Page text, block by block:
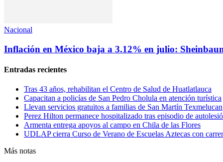
Nacional
Inflación en México baja a 3.12% en julio:
Entradas recientes
Tras 43 años, rehabilitan el Centro de Salud de Huatlatlauca
Capacitan a policías de San Pedro Cholula en atención turística
Llevan servicios gratuitos a familias de San Martín Texmelucan
Perez Hilton permanece hospitalizado tras episodio de
Armenta entrega apoyos al campo en Chila de las Flores
UDLAP cierra Curso de Verano de Escuelas Aztecas con
Más notas